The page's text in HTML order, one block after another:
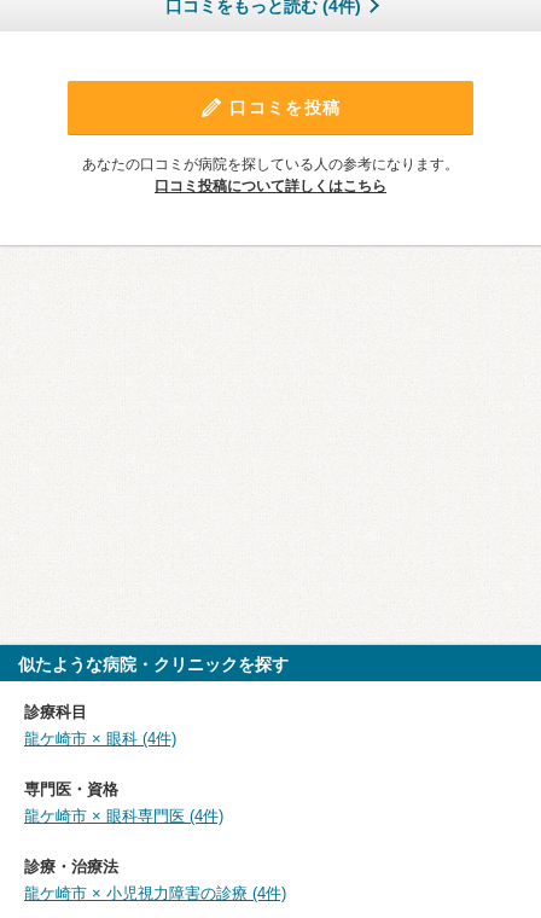
口コミをもっと読む (4件)
口コミを投稿
あなたの口コミが病院を探している人の参考になります。
口コミ投稿について詳しくはこちら
似たような病院・クリニックを探す
診療科目
龍ケ崎市 × 眼科 (4件)
専門医・資格
龍ケ崎市 × 眼科専門医 (4件)
診療・治療法
龍ケ崎市 × 小児視力障害の診療 (4件)